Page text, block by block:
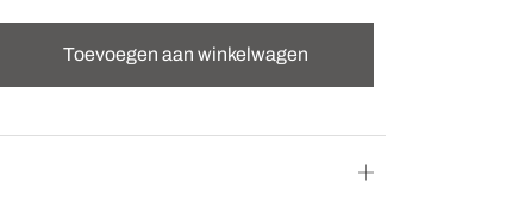
Toevoegen aan winkelwagen